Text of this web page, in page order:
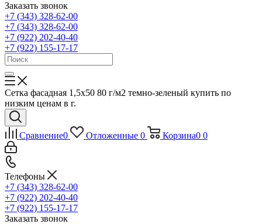
Заказать звонок
+7 (343) 328-62-00
+7 (343) 328-62-00
+7 (922) 202-40-40
+7 (922) 155-17-17
Сетка фасадная 1,5х50 80 г/м2 темно-зеленый купить по
низким ценам в г.
Сравнение0 Отложенные 0 Корзина0 0
Телефоны
+7 (343) 328-62-00
+7 (922) 202-40-40
+7 (922) 155-17-17
Заказать звонок